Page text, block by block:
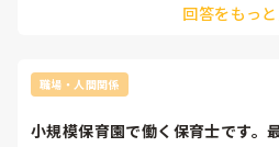
思いますが、休む罪悪感などで余
し、通院の関係での時間調整もでき
ごせている気がします。
あくまで私個人の意見ですが、私
辞めてよかったなと思っています。
回答をもっ
職場・人間関係
小規模保育園で働く保育士です。